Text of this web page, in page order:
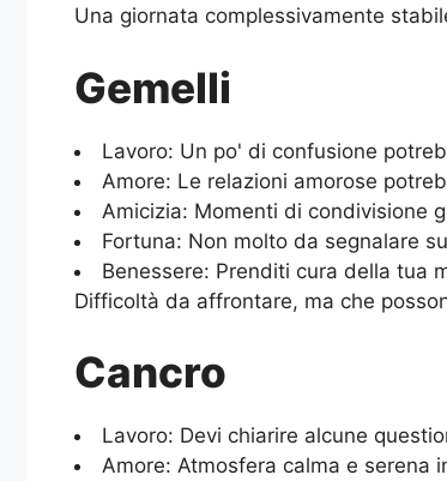
Una giornata complessivamente
Gemelli
Lavoro: Un po' di confusione
Amore: Le relazioni amorose
Amicizia: Momenti di condivisione
Fortuna: Non molto da segnalare
Benessere: Prenditi cura della tua
Difficoltà da affrontare, ma che
Cancro
Lavoro: Devi chiarire alcune
Amore: Atmosfera calma e serena